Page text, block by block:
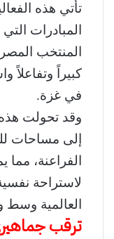
تأتي هذه
المبادرات
المنتخب
كبيراً وتفاعلاً
في غزة.
وقد تحولت
إلى مساحات
الفراعنة،
لاستراحة
العالمية وسط
ترقب